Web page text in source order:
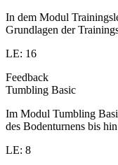
In dem Modul
Grundlagen der
LE: 16
Feedback
Tumbling Basic
Im Modul Tumbling
des Bodenturnens bis
LE: 8